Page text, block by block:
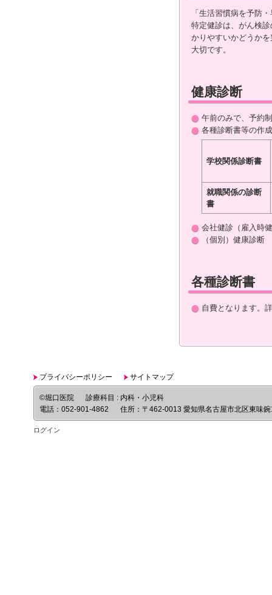
「生活習慣病を予防
特定健診は、がん検
かりやすいかどうか
大切です。
健康診断
午前のみで、予約
各種診断書等の作成
学校関係診断書
就職関係の診断
書
会社健診（雇入時
（個別）健康診断
各種診断書
自費となります。
プライバシーポリシー サイトマップ
©堀口医院
診療科目 : 内科・小児科
電話： 052-901-4862 住所： 〒462-0013 愛知県名古屋市北区東味
ログイン